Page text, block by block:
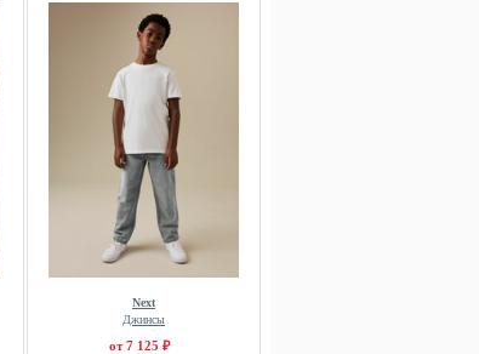
Next
Джинсы
от 7 125 ₽